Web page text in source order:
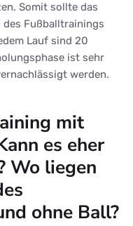
Somit sollte das
Fußballtrainings
Lauf sind 20
ist sehr
werden.
mit
es eher
Wo liegen
ohne Ball?